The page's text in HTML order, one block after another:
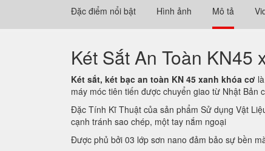
Đặc điểm nổi bật Hình ảnh Mô tả
Két Sắt An Toàn KN45
Két sắt, két bạc an toàn KN 45 xanh khóa cơ
máy móc tiên tiến được chuyển giao từ Nhật
Đặc Tính Kĩ Thuật của sản phẩm Sử dụng Vật
cạnh tránh sao chép, một tay nắm ngoại
Được phủ bởi 03 lớp sơn nano đảm bảo sự bền